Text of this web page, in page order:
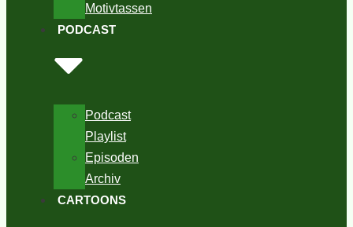
Motivtassen
PODCAST
Podcast
Playlist
Episoden
Archiv
CARTOONS